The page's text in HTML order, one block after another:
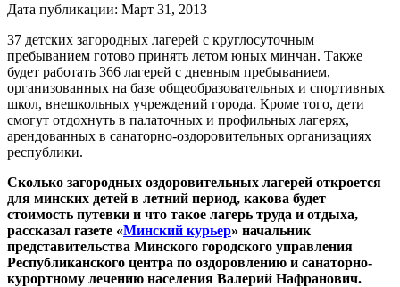
Дата публикации: Март 31, 2013
37 детских загородных лагерей с круглосуточным
пребыванием готово принять летом юных минчан. Также
будет работать 366 лагерей с дневным пребыванием,
организованных на базе общеобразовательных и спортивных
школ, внешкольных учреждений города. Кроме того, дети
смогут отдохнуть в палаточных и профильных лагерях,
арендованных в санаторно-оздоровительных организациях
республики.
Сколько загородных оздоровительных лагерей откроется
для минских детей в летний период, какова будет
стоимость путевки и что такое лагерь труда и отдыха,
рассказал газете «Минский курьер» начальник
представительства Минского городского управления
Республиканского центра по оздоровлению и санаторно-
курортному лечению населения Валерий Нафранович.